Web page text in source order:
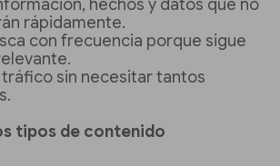
hechos y datos que no
rápidamente.
con frecuencia porque sigue
sin necesitar tantos
tipos de contenido